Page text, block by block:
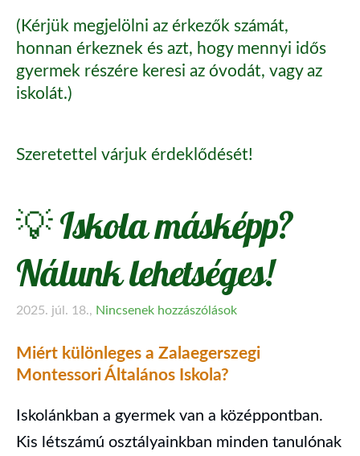
(Kérjük megjelölni az érkezők számát,
honnan érkeznek és azt, hogy mennyi idős
gyermek részére keresi az óvodát, vagy az
iskolát.)
Szeretettel várjuk érdeklődését!
💡 Iskola másképp?
Nálunk lehetséges!
2025. júl. 18., Nincsenek hozzászólások
Miért különleges a Zalaegerszegi
Montessori Általános Iskola?
Iskolánkban a gyermek van a középpontban.
Kis létszámú osztályainkban minden tanulónak